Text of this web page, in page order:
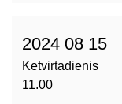
2024 08 15
Ketvirtadienis
11.00